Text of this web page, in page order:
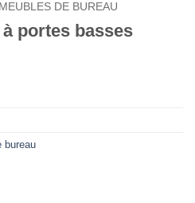
MEUBLES DE BUREAU
portes basses
bureau